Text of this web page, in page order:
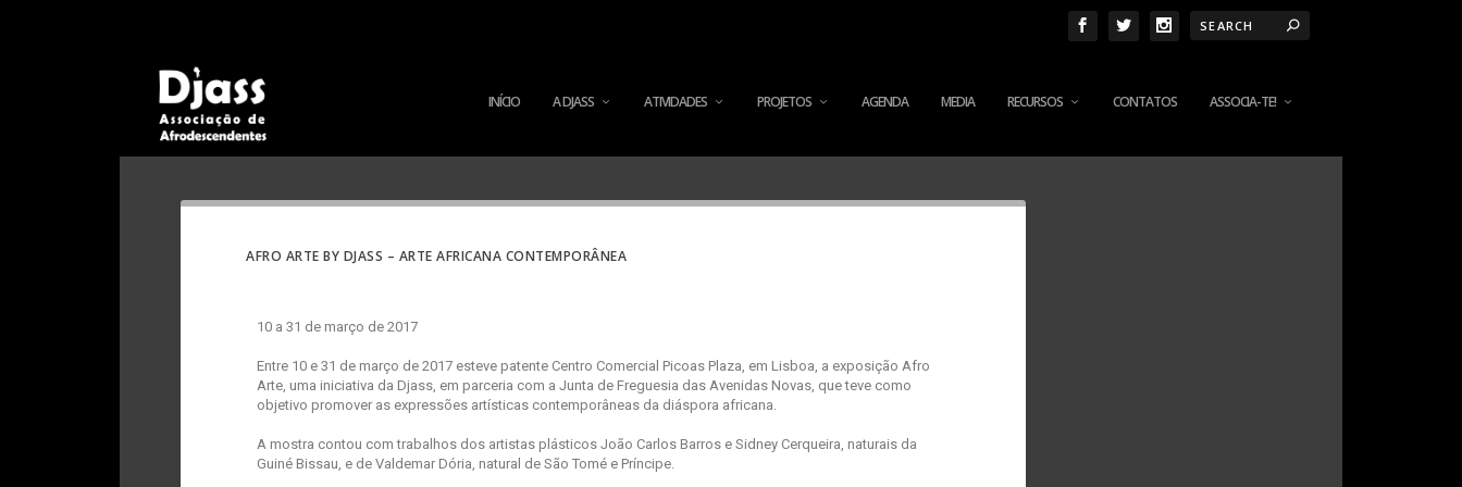
INÍCIO A DJASS ATIVIDADES PROJETOS AGENDA MEDIA RECURSOS CONTATOS ASSOCIA-TE!
AFRO ARTE BY DJASS – ARTE AFRICANA CONTEMPORÂNEA
10 a 31 de março de 2017
Entre 10 e 31 de março de 2017 esteve patente Centro Comercial Picoas Plaza, em Lisboa, a exposição Afro
Arte, uma iniciativa da Djass, em parceria com a Junta de Freguesia das Avenidas Novas, que teve como
objetivo promover as expressões artísticas contemporâneas da diáspora africana.
A mostra contou com trabalhos dos artistas plásticos João Carlos Barros e Sidney Cerqueira, naturais da
Guiné Bissau, e de Valdemar Dória, natural de São Tomé e Príncipe.